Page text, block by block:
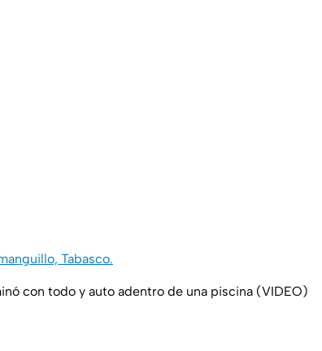
Tabasco.
con todo y auto adentro de una piscina (VIDEO)